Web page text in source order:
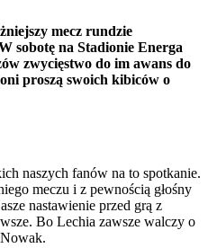
mecz rundzie
sobotę na Stadionie Energa
zwycięstwo do im awans do
proszą swoich kibiców o
naszych fanów na to spotkanie.
meczu i z pewnością głośny
nastawienie przed grą z
Bo Lechia zawsze walczy o